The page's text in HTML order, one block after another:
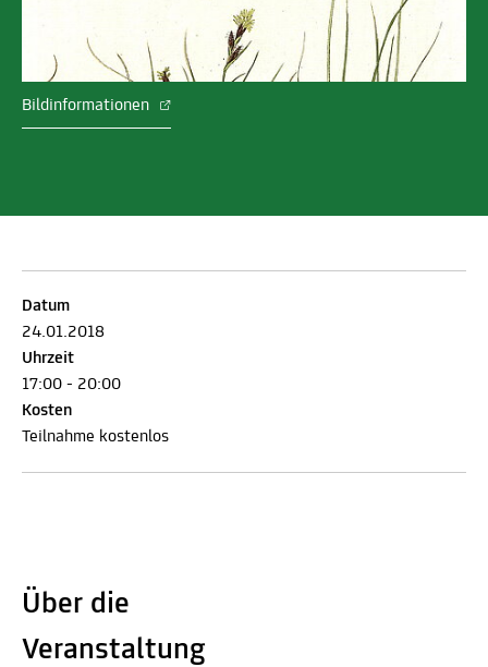
Bildinformationen
Datum
24.01.2018
Uhrzeit
17:00 - 20:00
Kosten
Teilnahme kostenlos
Über die
Veranstaltung